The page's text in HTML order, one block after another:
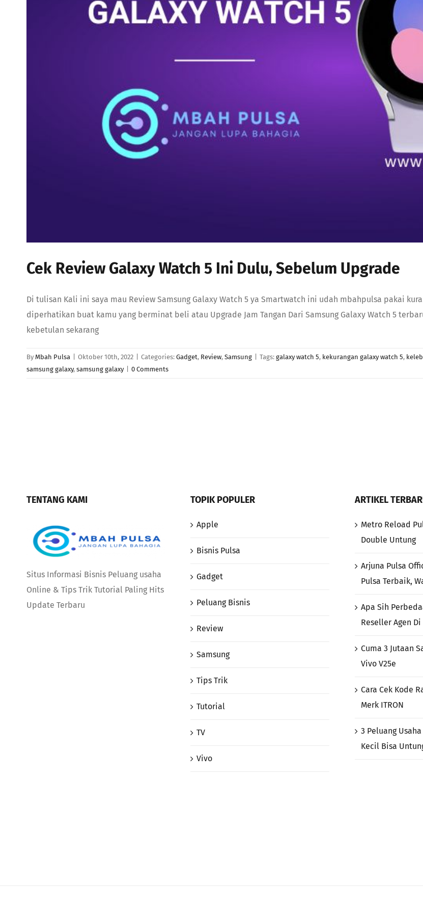
Cek Review Galaxy Watch 5 Ini Dulu, Sebelum Upgrade
Di tulisan Kali ini saya mau Review Samsung Galaxy Watch 5 ya Smartwatch ini udah mbahpulsa pakai
diperhatikan buat kamu yang berminat beli atau Upgrade Jam Tangan Dari Samsung Galaxy Watch 5
kebetulan sekarang
By Mbah Pulsa Oktober 10th, 2022 Categories: Gadget, Review, Samsung Tags: galaxy watch 5, kekurangan galaxy watch 5,
samsung galaxy, samsung galaxy 0 Comments
TENTANG KAMI
Situs Informasi Bisnis Peluang usaha
Online & Tips Trik Tutorial Paling Hits
Update Terbaru
TOPIK POPULER
Apple
Bisnis Pulsa
Gadget
Peluang Bisnis
Review
Samsung
Tips Trik
Tutorial
TV
Vivo
ARTIKEL
Metro Reload
Double Untung
Arjuna Pulsa
Pulsa Terbaik,
Apa Sih
Reseller Agen
Cuma 3 Jutaan
Vivo V25e
Cara Cek Kode
Merk ITRON
3 Peluang
Kecil Bisa